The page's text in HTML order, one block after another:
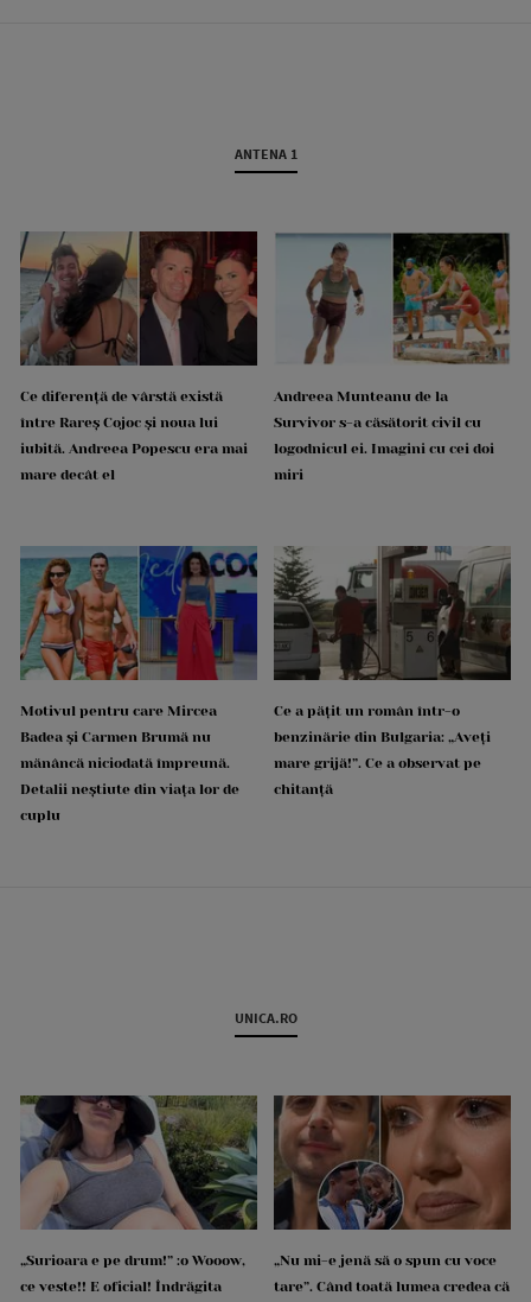
ANTENA 1
Ce diferență de vârstă există
între Rareș Cojoc și noua lui
iubită. Andreea Popescu era mai
mare decât el
Andreea Munteanu de la
Survivor s-a căsătorit civil cu
logodnicul ei. Imagini cu cei doi
miri
Motivul pentru care Mircea
Badea și Carmen Brumă nu
mănâncă niciodată împreună.
Detalii neștiute din viața lor de
cuplu
Ce a pățit un român într-o
benzinărie din Bulgaria: „Aveți
mare grijă!”. Ce a observat pe
chitanță
UNICA.RO
„Surioara e pe drum!” :o Wooow,
ce veste!! E oficial! Îndrăgita
„Nu mi-e jenă să o spun cu voce
tare”. Când toată lumea credea că